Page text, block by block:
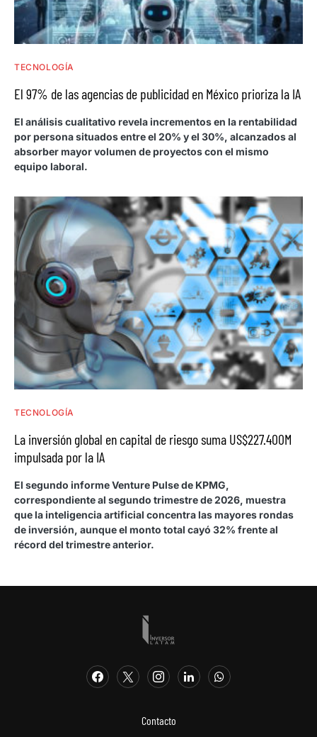
TECNOLOGÍA
El 97% de las agencias de publicidad en México prioriza la IA
El análisis cualitativo revela incrementos en la rentabilidad
por persona situados entre el 20% y el 30%, alcanzados al
absorber mayor volumen de proyectos con el mismo
equipo laboral.
TECNOLOGÍA
La inversión global en capital de riesgo suma US$227.400M
impulsada por la IA
El segundo informe Venture Pulse de KPMG,
correspondiente al segundo trimestre de 2026, muestra
que la inteligencia artificial concentra las mayores rondas
de inversión, aunque el monto total cayó 32% frente al
récord del trimestre anterior.
Contacto